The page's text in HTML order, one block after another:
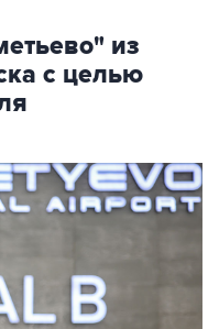
из
с целью